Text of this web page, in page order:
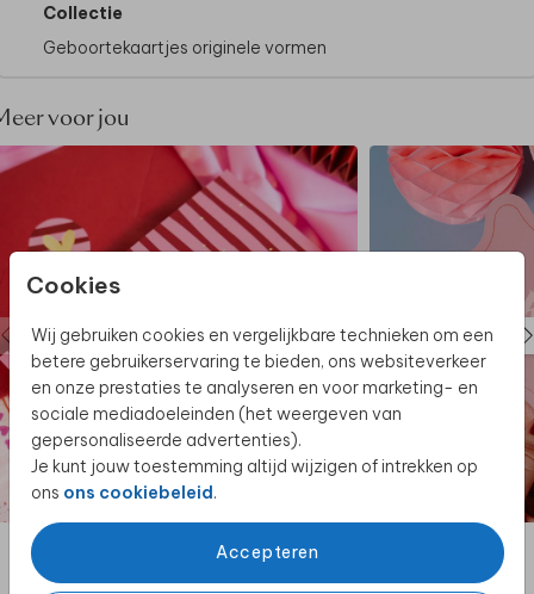
Cookies
Wij gebruiken cookies en vergelijkbare technieken om een
betere gebruikerservaring te bieden, ons websiteverkeer
en onze prestaties te analyseren en voor marketing- en
sociale mediadoeleinden (het weergeven van
gepersonaliseerde advertenties).
Je kunt jouw toestemming altijd wijzigen of intrekken op
ons ons cookiebeleid.
Accepteren
Collectie
Geboortekaartjes originele vormen
voor jou